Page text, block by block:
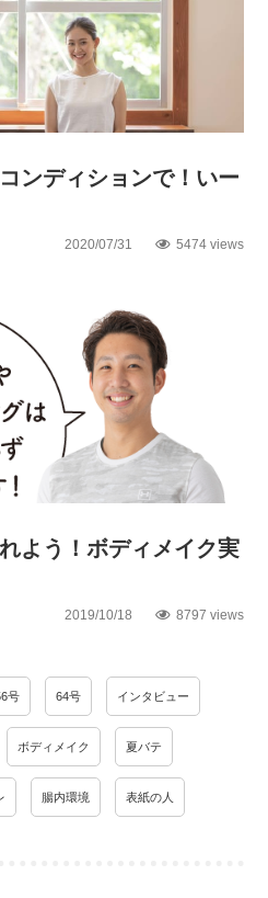
ンディションで！いー
2020/07/31 5474 views
よう！ボディメイク実
2019/10/18 8797 views
号 64号 インタビュー
ボディメイク 夏バテ
腸内環境 表紙の人